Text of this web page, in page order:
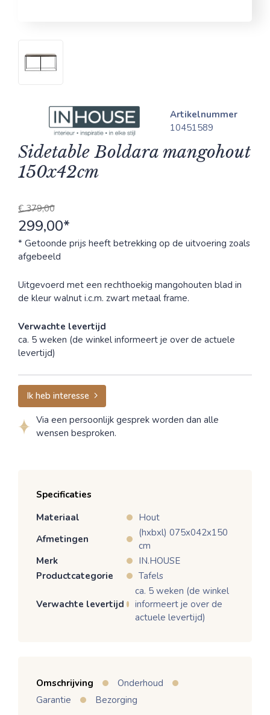
Artikelnummer
10451589
Sidetable Boldara mangohout
150x42cm
€ 379,00
299,00*
* Getoonde prijs heeft betrekking op de uitvoering zoals
afgebeeld
Uitgevoerd met een rechthoekig mangohouten blad in
de kleur walnut i.c.m. zwart metaal frame.
Verwachte levertijd
ca. 5 weken (de winkel informeert je over de actuele
levertijd)
Ik heb interesse
Via een persoonlijk gesprek worden dan alle
wensen besproken.
Specificaties
Materiaal
Hout
Afmetingen
(hxbxl) 075x042x150
cm
Merk
IN.HOUSE
Productcategorie
Tafels
Verwachte levertijd
ca. 5 weken (de winkel
informeert je over de
actuele levertijd)
Omschrijving
Onderhoud
Garantie
Bezorging